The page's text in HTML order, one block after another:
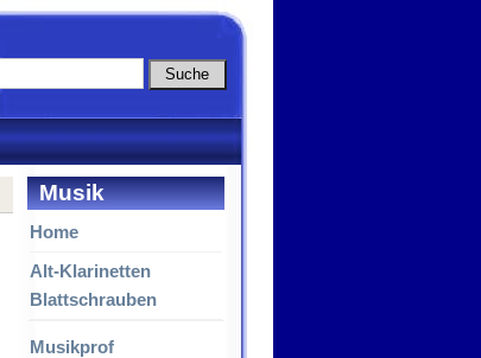
Musik
Home
Alt-Klarinetten
Blattschrauben
Musikprof